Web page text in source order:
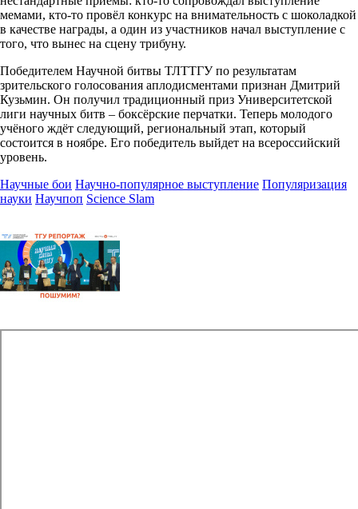
мемами, кто-то провёл конкурс на внимательность с шоколадкой
в качестве награды, а один из участников начал выступление с
того, что вынес на сцену трибуну.
Победителем Научной битвы ТЛТТГУ по результатам
зрительского голосования аплодисментами признан Дмитрий
Кузьмин. Он получил традиционный приз Университетской
лиги научных битв – боксёрские перчатки. Теперь молодого
учёного ждёт следующий, региональный этап, который
состоится в ноябре. Его победитель выйдет на всероссийский
уровень.
Научные бои Научно-популярное выступление Популяризация
науки Научпоп Science Slam